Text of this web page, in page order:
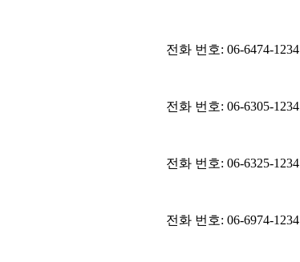
전화 번호: 06-6474-1234
전화 번호: 06-6305-1234
전화 번호: 06-6325-1234
전화 번호: 06-6974-1234